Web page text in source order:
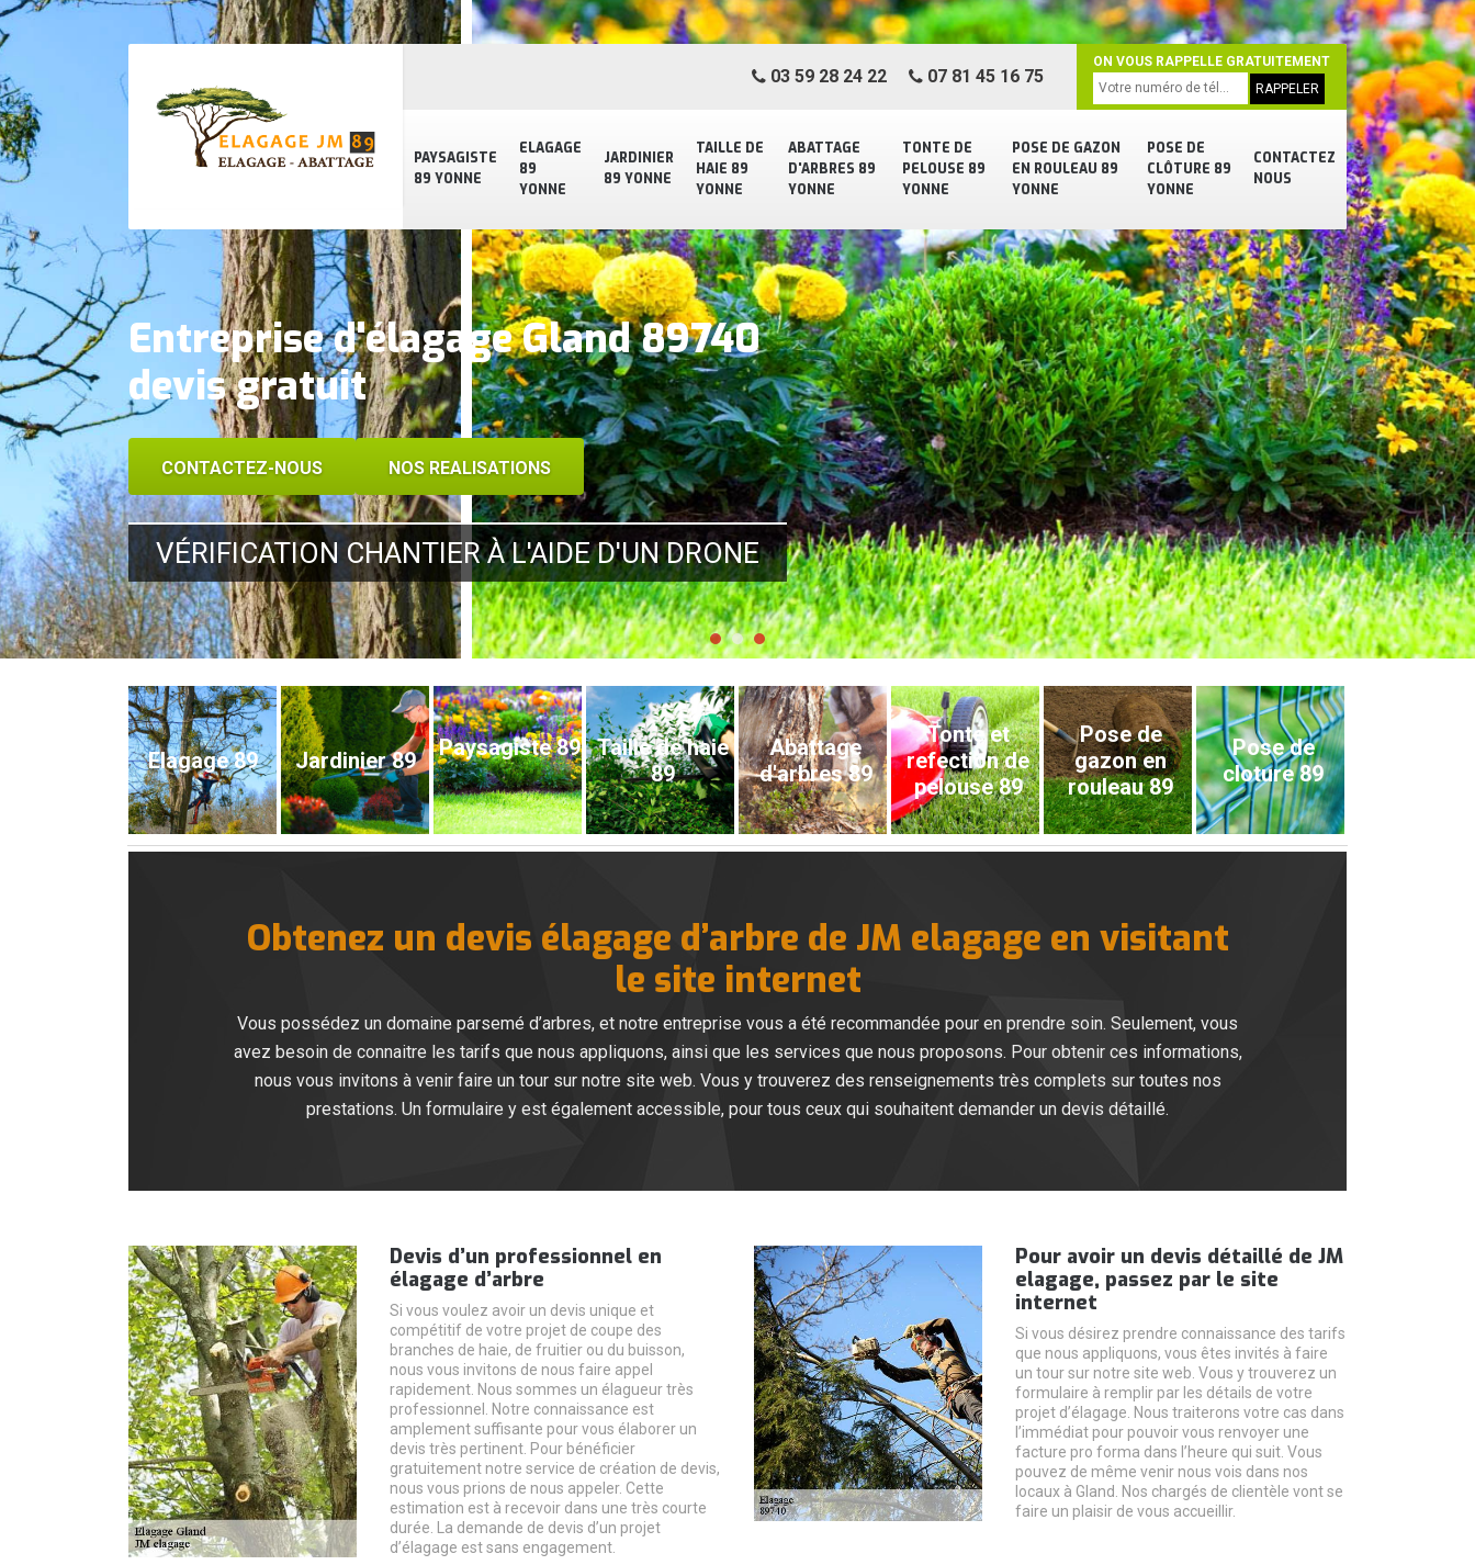
PAYSAGISTE
89 YONNE
ELAGAGE
89
YONNE
JARDINIER
89 YONNE
TAILLE DE
HAIE 89
YONNE
ABATTAGE
D'ARBRES 89
YONNE
TONTE DE
PELOUSE 89
YONNE
POSE DE GAZON
EN ROULEAU 89
YONNE
POSE DE
CLÔTURE 89
YONNE
CONTACTEZ
NOUS
03 59 28 24 22 07 81 45 16 75
ON VOUS RAPPELLE GRATUITEMENT
Entreprise d'élagage Gland 89740
devis gratuit
CONTACTEZ-NOUS NOS REALISATIONS
VÉRIFICATION CHANTIER À L'AIDE D'UN DRONE
Elagage 89 Jardinier 89 Paysagiste 89
Taille de haie
89
Abattage
d'arbres 89
Tonte et
refection de
pelouse 89
Pose de
gazon en
rouleau 89
Pose de
cloture 89
Obtenez un devis élagage d’arbre de JM elagage en visitant
le site internet
Vous possédez un domaine parsemé d’arbres, et notre entreprise vous a été recommandée pour en prendre soin. Seulement, vous
avez besoin de connaitre les tarifs que nous appliquons, ainsi que les services que nous proposons. Pour obtenir ces informations,
nous vous invitons à venir faire un tour sur notre site web. Vous y trouverez des renseignements très complets sur toutes nos
prestations. Un formulaire y est également accessible, pour tous ceux qui souhaitent demander un devis détaillé.
Devis d’un professionnel en
élagage d’arbre
Si vous voulez avoir un devis unique et
compétitif de votre projet de coupe des
branches de haie, de fruitier ou du buisson,
nous vous invitons de nous faire appel
rapidement. Nous sommes un élagueur très
professionnel. Notre connaissance est
amplement suffisante pour vous élaborer un
devis très pertinent. Pour bénéficier
gratuitement notre service de création de devis,
nous vous prions de nous appeler. Cette
estimation est à recevoir dans une très courte
durée. La demande de devis d’un projet
d’élagage est sans engagement.
Pour avoir un devis détaillé de JM
elagage, passez par le site
internet
Si vous désirez prendre connaissance des tarifs
que nous appliquons, vous êtes invités à faire
un tour sur notre site web. Vous y trouverez un
formulaire à remplir par les détails de votre
projet d’élagage. Nous traiterons votre cas dans
l’immédiat pour pouvoir vous renvoyer une
facture pro forma dans l’heure qui suit. Vous
pouvez de même venir nous vois dans nos
locaux à Gland. Nos chargés de clientèle vont se
faire un plaisir de vous accueillir.